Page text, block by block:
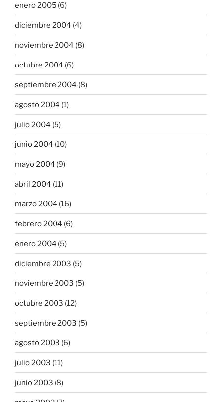
enero 2005 (6)
diciembre 2004 (4)
noviembre 2004 (8)
octubre 2004 (6)
septiembre 2004 (8)
agosto 2004 (1)
julio 2004 (5)
junio 2004 (10)
mayo 2004 (9)
abril 2004 (11)
marzo 2004 (16)
febrero 2004 (6)
enero 2004 (5)
diciembre 2003 (5)
noviembre 2003 (5)
octubre 2003 (12)
septiembre 2003 (5)
agosto 2003 (6)
julio 2003 (11)
junio 2003 (8)